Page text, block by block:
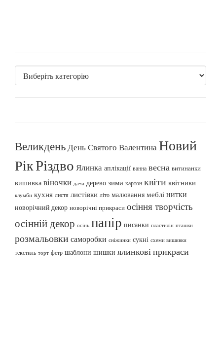
ВеликденьДень Святого ВалентинаНовий
РікРіздво Ялинка аплікації ванна весна витинанки
вишивка віночки дача дерево зима картон квіти квітники
клумби кухня листя листівки літо малювання меблі нитки
новорічний декор новорічні прикраси осіння творчість
осінній декор осінь папір писанки пластилін пташки
розмальовки саморобки сніжинки сукні схеми вишивки
текстиль торт фетр шаблони шишки ялинкові прикраси